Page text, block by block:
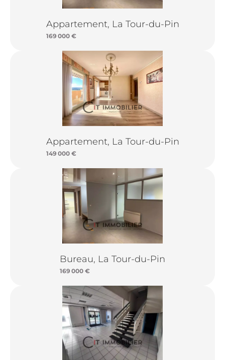
Appartement, La Tour-du-Pin
169 000 €
Appartement, La Tour-du-Pin
149 000 €
Bureau, La Tour-du-Pin
169 000 €